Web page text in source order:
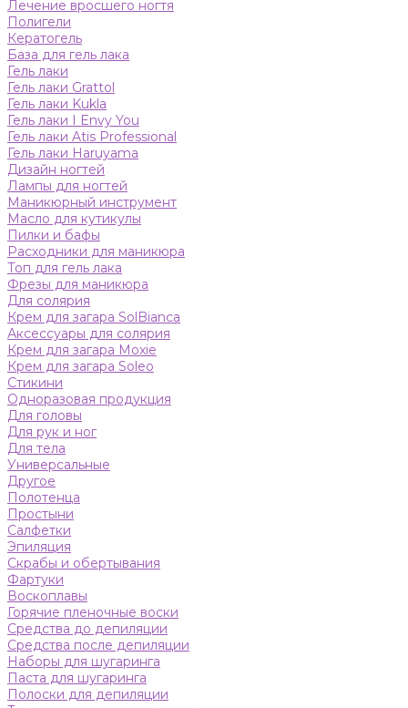
Лечение вросшего ногтя
Полигели
Кератогель
База для гель лака
Гель лаки
Гель лаки Grattol
Гель лаки Kukla
Гель лаки I Envy You
Гель лаки Atis Professional
Гель лаки Haruyama
Дизайн ногтей
Лампы для ногтей
Маникюрный инструмент
Масло для кутикулы
Пилки и бафы
Расходники для маникюра
Топ для гель лака
Фрезы для маникюра
Для солярия
Крем для загара SolBianca
Аксессуары для солярия
Крем для загара Moxie
Крем для загара Soleo
Стикини
Одноразовая продукция
Для головы
Для рук и ног
Для тела
Универсальные
Другое
Полотенца
Простыни
Салфетки
Эпиляция
Скрабы и обертывания
Фартуки
Воскоплавы
Горячие пленочные воски
Средства до депиляции
Средства после депиляции
Наборы для шугаринга
Паста для шугаринга
Полоски для депиляции